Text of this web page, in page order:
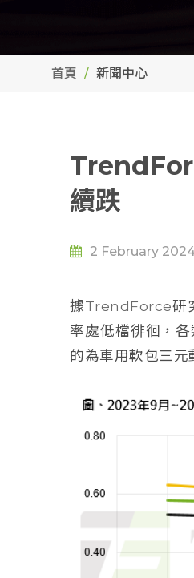
首頁 新聞中心
續跌
2 February
據TrendForce研
率處低檔徘徊，
的為車用軟包三元